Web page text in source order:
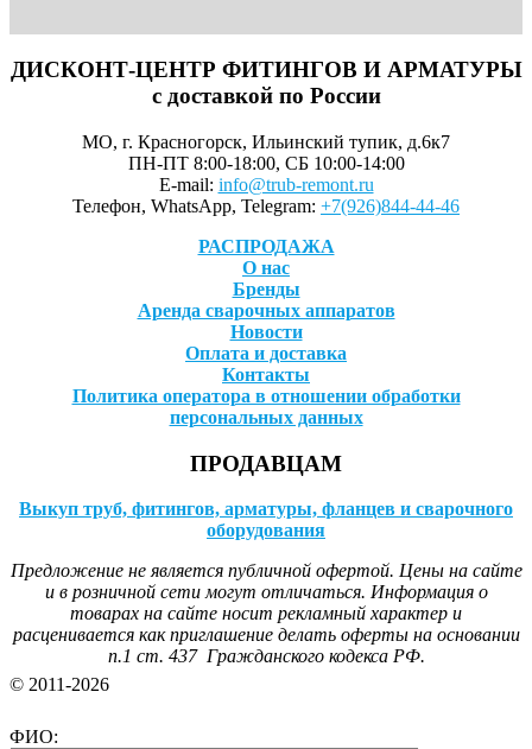
ДИСКОНТ-ЦЕНТР ФИТИНГОВ И АРМАТУРЫ
с доставкой по России
МО, г. Красногорск, Ильинский тупик, д.6к7
ПН-ПТ 8:00-18:00, СБ 10:00-14:00
E-mail: info@trub-remont.ru
Телефон, WhatsApp, Telegram: +7(926)844-44-46
РАСПРОДАЖА
О нас
Бренды
Аренда сварочных аппаратов
Новости
Оплата и доставка
Контакты
Политика оператора в отношении обработки
персональных данных
ПРОДАВЦАМ
Выкуп труб, фитингов, арматуры, фланцев и сварочного
оборудования
Предложение не является публичной офертой. Цены на сайте
и в розничной сети могут отличаться. Информация о
товарах на сайте носит рекламный характер и
расценивается как приглашение делать оферты на основании
п.1 ст. 437 Гражданского кодекса РФ.
© 2011-2026
ФИО: